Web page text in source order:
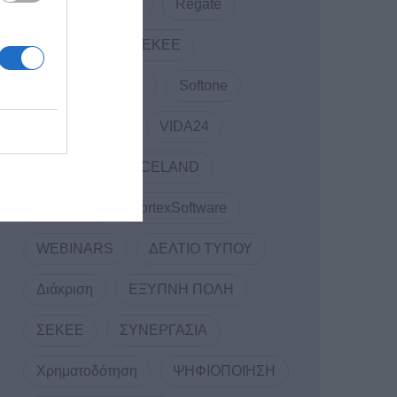
RDC Informatics Regate
REVIVAL SEKEE
Softone
VIDA24
VOICELAND
VortexSoftware
WEBINARS ΔΕΛΤΙΟ ΤΥΠΟΥ
Διάκριση ΕΞΥΠΝΗ ΠΟΛΗ
ΣΕΚΕΕ ΣΥΝΕΡΓΑΣΙΑ
Χρηματοδότηση ΨΗΦΙΟΠΟΙΗΣΗ